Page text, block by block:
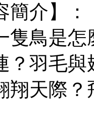
簡介】：
鳥是怎
？羽毛
翔天際